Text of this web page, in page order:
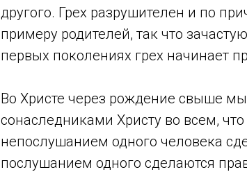
другого. Грех разрушителен и по
примеру родителей, так что
первых поколениях грех начинает
Во Христе через рождение свыше
сонаследниками Христу во всем,
непослушанием одного человека
послушанием одного сделаются